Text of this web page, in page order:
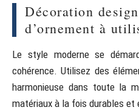
Décoration
d’ornement à
Le style moderne se
cohérence. Utilisez des
harmonieuse dans toute la
matériaux à la fois durables et